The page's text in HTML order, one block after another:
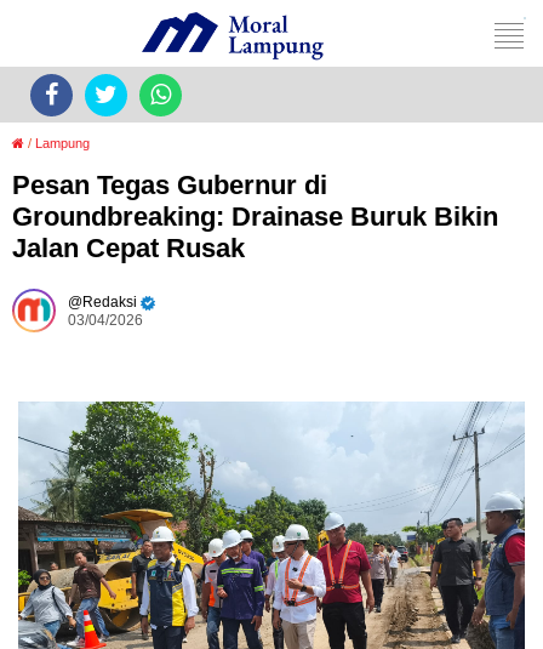
/ Lampung
Pesan Tegas Gubernur di
Groundbreaking: Drainase Buruk Bikin
Jalan Cepat Rusak
Redaksi
03/04/2026